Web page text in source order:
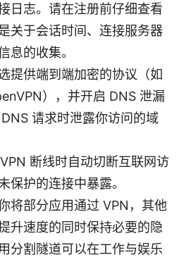
日志。请在注册前仔细查看
关于会话时间、连接服务器
息的收集。
提供端到端加密的协议（如
），并开启 DNS 泄漏
请求时泄露你访问的域
断线时自动切断互联网访
保护的连接中暴露。
将部分应用通过 VPN，其他
升速度的同时保持必要的隐
分割隧道可以在工作与娱乐